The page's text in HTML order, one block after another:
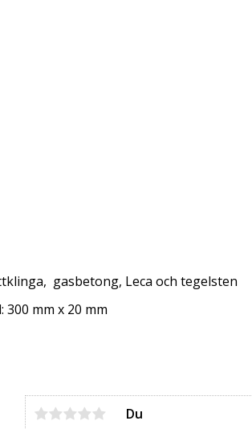
gasbetong, Leca och tegelsten
300 mm x 20 mm
Du